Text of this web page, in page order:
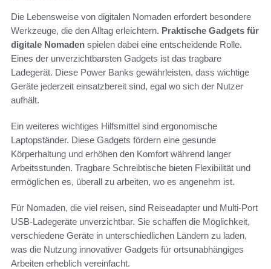
Die Lebensweise von digitalen Nomaden erfordert besondere
Werkzeuge, die den Alltag erleichtern. Praktische Gadgets für
digitale Nomaden spielen dabei eine entscheidende Rolle.
Eines der unverzichtbarsten Gadgets ist das tragbare
Ladegerät. Diese Power Banks gewährleisten, dass wichtige
Geräte jederzeit einsatzbereit sind, egal wo sich der Nutzer
aufhält.
Ein weiteres wichtiges Hilfsmittel sind ergonomische
Laptopständer. Diese Gadgets fördern eine gesunde
Körperhaltung und erhöhen den Komfort während langer
Arbeitsstunden. Tragbare Schreibtische bieten Flexibilität und
ermöglichen es, überall zu arbeiten, wo es angenehm ist.
Für Nomaden, die viel reisen, sind Reiseadapter und Multi-Port
USB-Ladegeräte unverzichtbar. Sie schaffen die Möglichkeit,
verschiedene Geräte in unterschiedlichen Ländern zu laden,
was die Nutzung innovativer Gadgets für ortsunabhängiges
Arbeiten erheblich vereinfacht.